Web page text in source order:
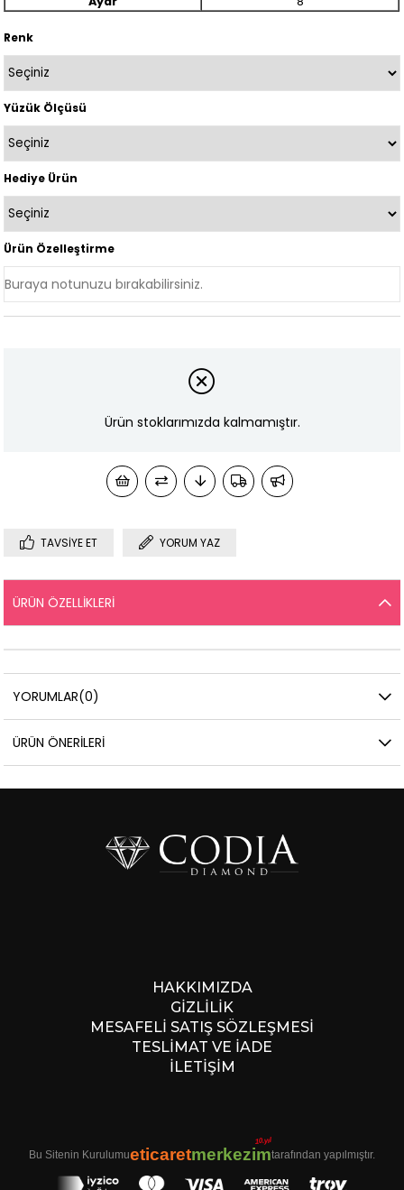
Renk
Yüzük Ölçüsü
Hediye Ürün
Ürün Özelleştirme
Ürün stoklarımızda kalmamıştır.
TAVSIYE ET YORUM YAZ
ÜRÜN ÖZELLIKLERI
YORUMLAR(0)
ÜRÜN ÖNERILERI
HAKKIMIZDA
GİZLİLİK
MESAFELİ SATIŞ SÖZLEŞMESİ
TESLİMAT VE İADE
İLETİŞİM
Bu Sitenin Kurulumueticaretmerkezim
10.yıl
tarafından yapılmıştır.